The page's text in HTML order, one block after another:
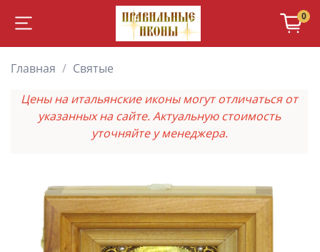
0
Главная
Святые
Цены на итальянские иконы могут отличаться от
указанных на сайте. Актуальную стоимость
уточняйте у менеджера.